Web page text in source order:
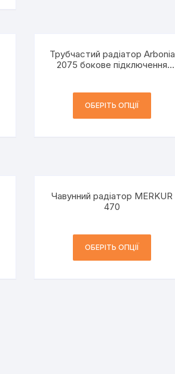
Трубчастий радіатор Arbonia
2075 бокове підключення
ОБЕРІТЬ ОПЦІЇ
Чавунний радіатор MERKUR
470
ОБЕРІТЬ ОПЦІЇ